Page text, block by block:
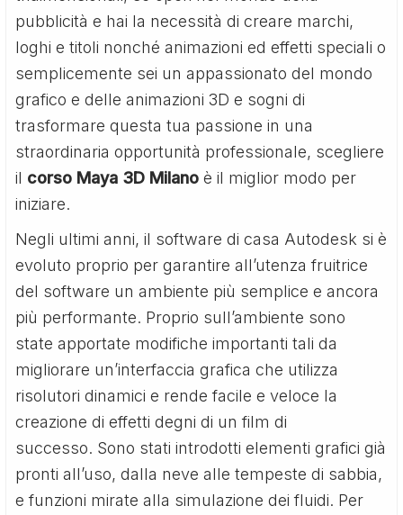
pubblicità e hai la necessità di creare marchi,
loghi e titoli nonché animazioni ed effetti speciali o
semplicemente sei un appassionato del mondo
grafico e delle animazioni 3D e sogni di
trasformare questa tua passione in una
straordinaria opportunità professionale, scegliere
il corso Maya 3D Milano è il miglior modo per
iniziare.
Negli ultimi anni, il software di casa Autodesk si è
evoluto proprio per garantire all’utenza fruitrice
del software un ambiente più semplice e ancora
più performante. Proprio sull’ambiente sono
state apportate modifiche importanti tali da
migliorare un’interfaccia grafica che utilizza
risolutori dinamici e rende facile e veloce la
creazione di effetti degni di un film di
successo. Sono stati introdotti elementi grafici già
pronti all’uso, dalla neve alle tempeste di sabbia,
e funzioni mirate alla simulazione dei fluidi. Per